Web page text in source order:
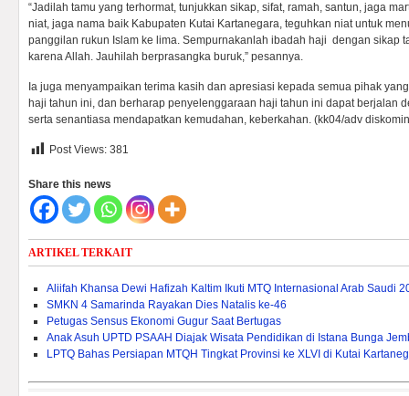
“Jadilah tamu yang terhormat, tunjukkan sikap, sifat, ramah, santun, jaga
niat, jaga nama baik Kabupaten Kutai Kartanegara, teguhkan niat untuk
panggilan rukun Islam ke lima. Sempurnakanlah ibadah haji dengan sikap
karena Allah. Jauhilah berprasangka buruk,” pesannya.
Ia juga menyampaikan terima kasih dan apresiasi kepada semua pihak
haji tahun ini, dan berharap penyelenggaraan haji tahun ini dapat berjalan
serta senantiasa mendapatkan kemudahan, keberkahan. (kk04/adv
Post Views: 381
Share this news
ARTIKEL TERKAIT
Aliifah Khansa Dewi Hafizah Kaltim Ikuti MTQ Internasional Arab Saudi
SMKN 4 Samarinda Rayakan Dies Natalis ke-46
Petugas Sensus Ekonomi Gugur Saat Bertugas
Anak Asuh UPTD PSAAH Diajak Wisata Pendidikan di Istana Bunga
LPTQ Bahas Persiapan MTQH Tingkat Provinsi ke XLVI di Kutai